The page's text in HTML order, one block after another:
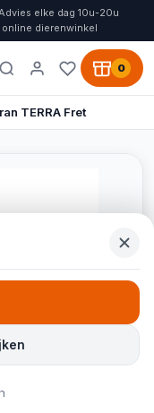
elke dag 10u-20u
online dierenwinkel
0
TERRA Fret